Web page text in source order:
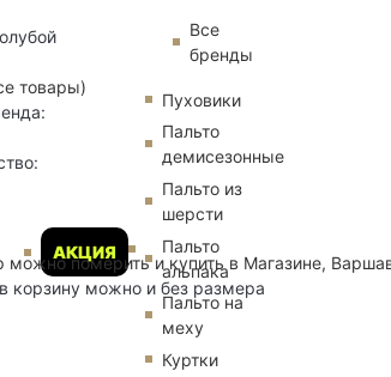
Все
бренды
АКЦИЯ
Пуховики
Пальто
демисезонные
Пальто из
шерсти
Пальто
альпака
Пальто на
меху
Куртки
товары)
можно померить и купить в Магазине,
корзину можно и без размера